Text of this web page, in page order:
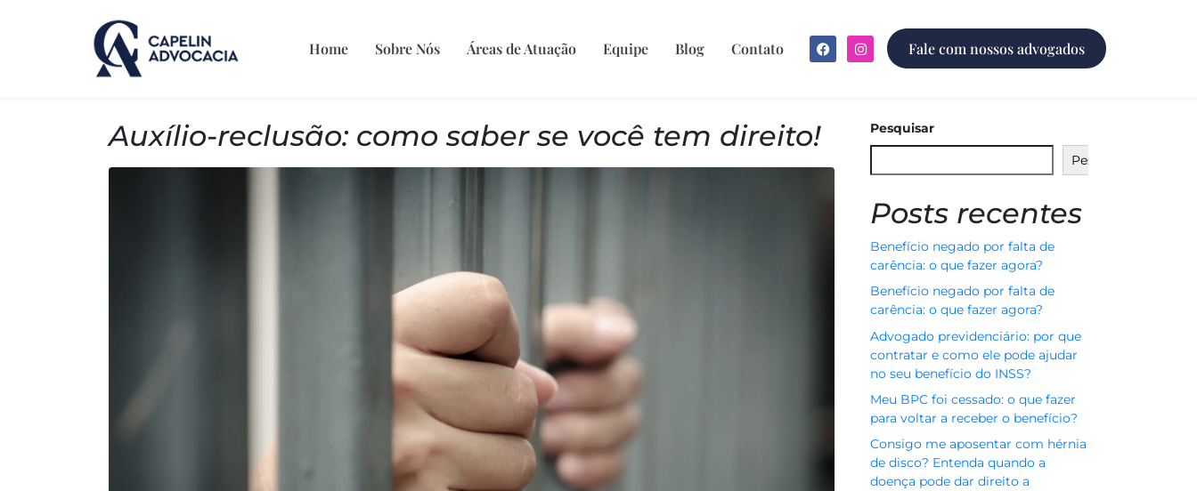
Home Sobre Nós Áreas de Atuação Equipe Blog Contato Fale com nossos advogados
Auxílio-reclusão: como saber se você tem direito!
Pesquisar
Pesquisar
Posts recentes
Benefício negado por falta de
carência: o que fazer agora?
Benefício negado por falta de
carência: o que fazer agora?
Advogado previdenciário: por que
contratar e como ele pode ajudar
no seu benefício do INSS?
Meu BPC foi cessado: o que fazer
para voltar a receber o benefício?
Consigo me aposentar com hérnia
de disco? Entenda quando a
doença pode dar direito a